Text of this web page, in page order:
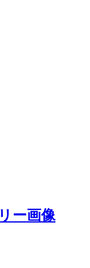
ー画像